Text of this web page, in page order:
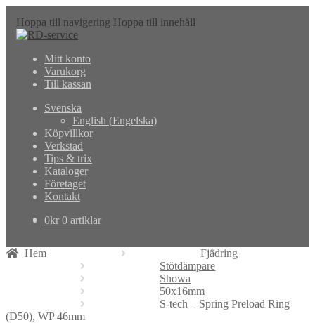
Hoppa till navigering Hoppa till innehåll
Mitt konto
Varukorg
Till kassan
Svenska
English (Engelska)
Köpvillkor
Verkstad
Tips & trix
Kataloger
Företaget
Kontakt
0kr 0 artiklar
Hem
Fjädring
Stötdämpare
Showa
50x16mm
S-tech – Spring Preload Ring
(D50), WP 46mm